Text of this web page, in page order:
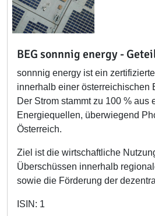
BEG sonnnig energy -
sonnnig energy ist ein
innerhalb einer österreichischen
Der Strom stammt zu 100 % aus
Energiequellen, überwiegend
Österreich.
Ziel ist die wirtschaftliche
Überschüssen innerhalb
sowie die Förderung der
ISIN: 1